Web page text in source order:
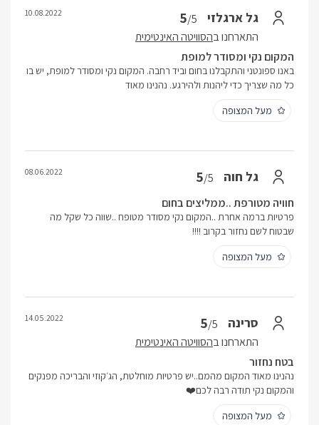
גל ארגלזי 5/5
התארחנו בהסוויטה האינטימית
10.08.2022
המקום נקי ומסודר למופת
באנו ספונטני והתקבלנו בחום וביד רחבה. המקום נקי ומסודר למופת, יש בו
כל מה שצריך כדי ליהנות ולהירגע. נהנינו מאוד
מעל המצופה
גל חוה 5/5
08.06.2022
חוויה מטורפת ..ממליצים בחום
פרטיות ברמה אחרת ..המקום נקי מסודר מטופח ..שווה כל שקל מה
שבטוח לשם נחזור בקרוב !!!!
מעל המצופה
סרינה 5/5
התארחנו בהסוויטה האינטימית
14.05.2022
בטח נחזור
נהנינו מאוד המקום מהמם..יש פרטיות מוחלטת, הג׳קוזי והבריכה מפנקים
והמקום נקי תודה רבה לכם❤️
מעל המצופה